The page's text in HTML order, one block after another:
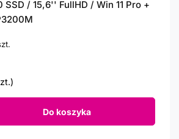
SSD / 15,6'' FullHD / Win 11 Pro +
Do koszyka